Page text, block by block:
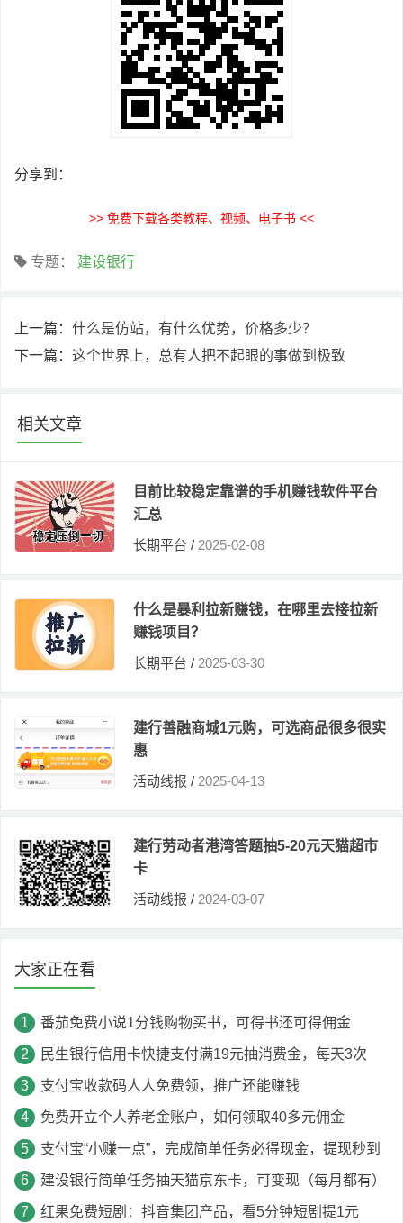
分享到：
>> 免费下载各类教程、视频、电子书 <<
专题： 建设银行
上一篇： 什么是仿站，有什么优势，价格多少？
下一篇： 这个世界上，总有人把不起眼的事做到极致
相关文章
目前比较稳定靠谱的手机赚钱软件平台
汇总
长期平台 / 2025-02-08
什么是暴利拉新赚钱，在哪里去接拉新
赚钱项目？
长期平台 / 2025-03-30
建行善融商城1元购，可选商品很多很实
惠
活动线报 / 2025-04-13
建行劳动者港湾答题抽5-20元天猫超市
卡
活动线报 / 2024-03-07
大家正在看
番茄免费小说1分钱购物买书，可得书还可得佣金
民生银行信用卡快捷支付满19元抽消费金，每天3次
支付宝收款码人人免费领，推广还能赚钱
免费开立个人养老金账户，如何领取40多元佣金
支付宝“小赚一点”，完成简单任务必得现金，提现秒到
建设银行简单任务抽天猫京东卡，可变现（每月都有）
红果免费短剧：抖音集团产品，看5分钟短剧提1元